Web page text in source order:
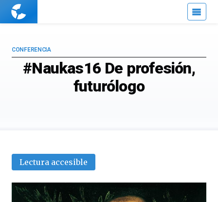
Cuaderno
#Naukas16 De profesión,
futurólogo
CONFERENCIA
Lectura accesible